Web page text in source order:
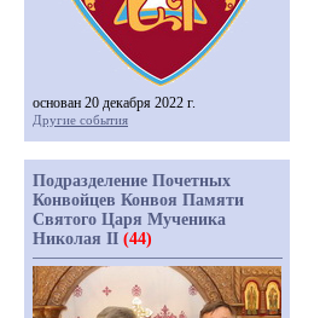
основан 20 декабря 2022 г.
Другие события
Подразделение Почетных
Конвойцев Конвоя Памяти
Святого Царя Мученика
Николая II (44)